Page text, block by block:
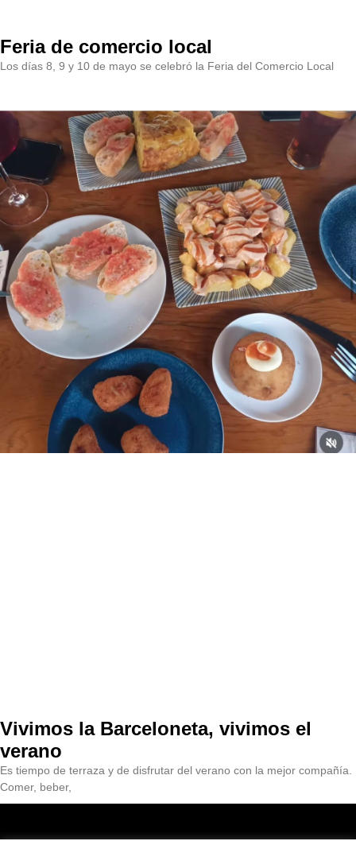
Feria de comercio local
Los días 8, 9 y 10 de mayo se celebró la Feria del Comercio Local
Vivimos la Barceloneta, vivimos el
verano
Es tiempo de terraza y de disfrutar del verano con la mejor compañía.
Comer, beber,